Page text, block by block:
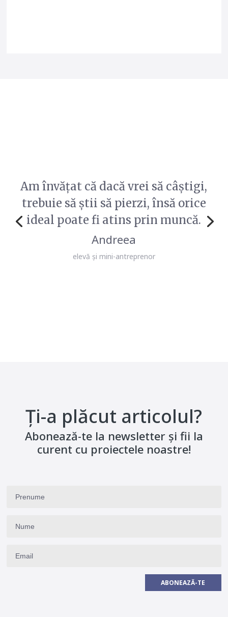
antreprenor. Îmi doresc să-mi
deschid propria afacere la
terminarea facultății. Am învățat că
nu totul merge bine, pot apărea
dificultăți pe parcurs, însă
problemele pot fi o oportunitate
Ți-a plăcut articolul?
Abonează-te la newsletter și fii la
curent cu proiectele noastre!
ABONEAZĂ-TE